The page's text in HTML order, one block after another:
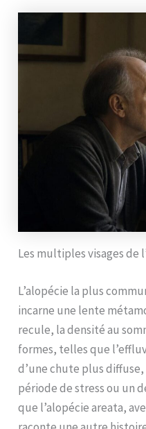
Les multiples visages de
L’alopécie la plus
incarne une lente
recule, la densité au
formes, telles que
d’une chute plus
période de stress ou un
que l’alopécie areata,